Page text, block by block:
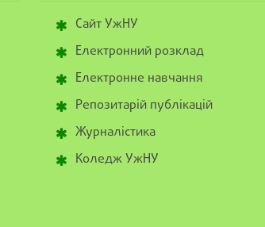
Сайт УжНУ
Електронний розклад
Електронне навчання
Репозитарій публікацій
Журналістика
Коледж УжНУ